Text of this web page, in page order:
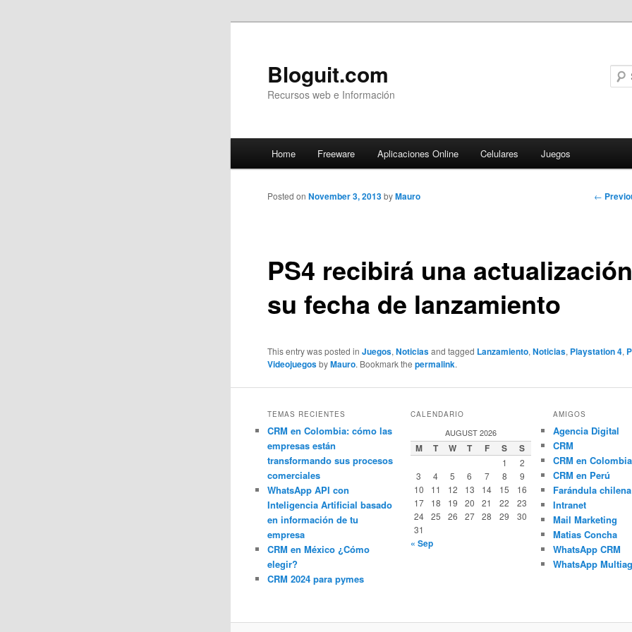
Bloguit.com
Recursos web e Información
Skip
to
content
Home Freeware Aplicaciones Online Celulares Juegos
Post
←
PS4 recibirá una
su fecha de lanzamiento
Posted onNovember 3, 2013 byMauro
This entry was posted inJuegos,Noticiasand tagged Lanzamiento,Noticias, Playstation 4,
VideojuegosbyMauro. Bookmark thepermalink.
TEMAS RECIENTES
CRM en Colombia: cómo las
empresas están
transformando sus procesos
comerciales
WhatsApp API con
Inteligencia Artificial basado
en información de tu
empresa
CRM en México ¿Cómo
elegir?
CRM 2024 para pymes
CALENDARIO
AUGUST 2026
M T W T F S S
1
2
3
4 5 6 7 8
9
10
11 12 13 14 15
16
17
18 19 20 21 22
23
24
25 26 27 28 29
30
31
« Sep
AMIGOS
Agencia Digital
CRM
CRM en Colombia
CRM en Perú
Farándula chilena
Intranet
Mail Marketing
Matias Concha
WhatsApp CRM
WhatsApp